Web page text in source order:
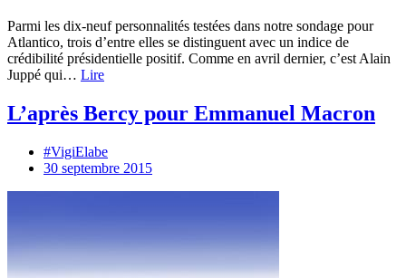
Parmi les dix-neuf personnalités testées dans notre sondage pour
Atlantico, trois d’entre elles se distinguent avec un indice de
crédibilité présidentielle positif. Comme en avril dernier, c’est Alain
Juppé qui… Lire
L’après Bercy pour Emmanuel Macron
#VigiElabe
30 septembre 2015